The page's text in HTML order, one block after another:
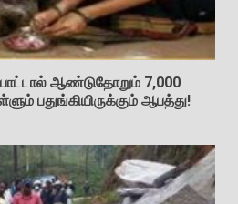
ஆண்டுதோறும் 7,000
பதுங்கியிருக்கும் ஆபத்து!